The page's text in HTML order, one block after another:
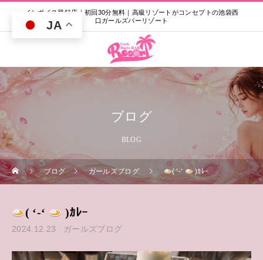
インボイス登録店｜初回30分無料｜高級リゾートがコンセプトの池袋西
口ガールズバーリゾート
ブログ
BLOG
ブログ ガールズブログ ( ‘-‘ )ｶﾚｰ
( ‘-‘ )ｶﾚｰ
2024.12.23 ガールズブログ
JA